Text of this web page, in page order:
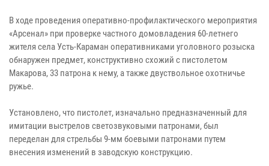
В ходе проведения оперативно-профилактического мероприятия
«Арсенал» при проверке частного домовладения 60-летнего
жителя села Усть-Караман оперативниками уголовного розыска
обнаружен предмет, конструктивно схожий с пистолетом
Макарова, 33 патрона к нему, а также двуствольное охотничье
ружье.
Установлено, что пистолет, изначально предназначенный для
имитации выстрелов светозвуковыми патронами, был
переделан для стрельбы 9-мм боевыми патронами путем
внесения изменений в заводскую конструкцию.